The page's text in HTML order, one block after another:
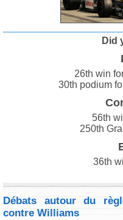
Did
26th win
30th podium
56th
250th
36th
Débats autour du
contre Williams